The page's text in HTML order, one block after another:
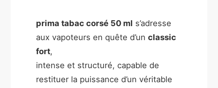
prima tabac corsé 50 ml s’adresse
aux vapoteurs en quête d’unclassic
fort,
intense et structuré, capable de
restituer la puissance d’un véritable